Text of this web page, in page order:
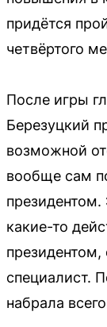
придётся
четвёртого
После игры
Березуцкий
возможной
вообще сам
какие-то
специалист.
набрала